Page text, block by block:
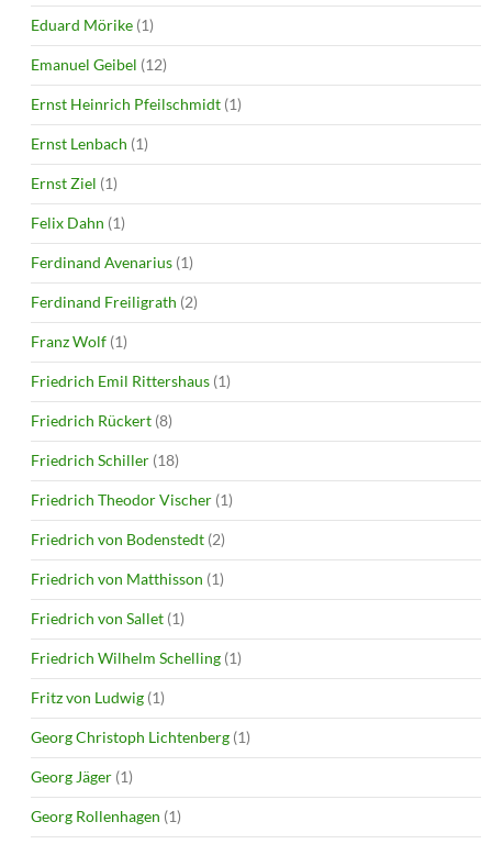
Eduard Mörike (1)
Emanuel Geibel (12)
Ernst Heinrich Pfeilschmidt (1)
Ernst Lenbach (1)
Ernst Ziel (1)
Felix Dahn (1)
Ferdinand Avenarius (1)
Ferdinand Freiligrath (2)
Franz Wolf (1)
Friedrich Emil Rittershaus (1)
Friedrich Rückert (8)
Friedrich Schiller (18)
Friedrich Theodor Vischer (1)
Friedrich von Bodenstedt (2)
Friedrich von Matthisson (1)
Friedrich von Sallet (1)
Friedrich Wilhelm Schelling (1)
Fritz von Ludwig (1)
Georg Christoph Lichtenberg (1)
Georg Jäger (1)
Georg Rollenhagen (1)